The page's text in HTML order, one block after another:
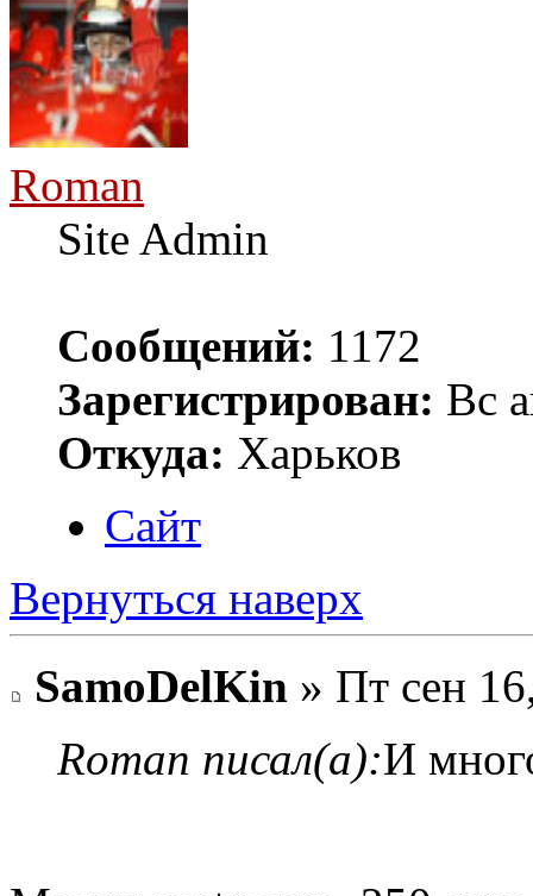
Roman
Site Admin
Сообщений: 1172
Зарегистрирован: Вс
Откуда: Харьков
Сайт
Вернуться наверх
SamoDelKin » Пт сен
Roman писал(а):И